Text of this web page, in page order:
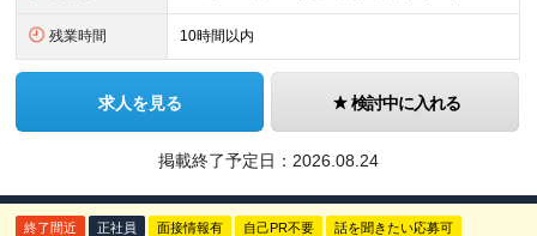
残業時間 10時間以内
求人を見る 検討中に入れる
掲載終了予定日： 2026.08.24
終了間近 正社員 面接情報有 自己PR不要 話を聞きたい応募可